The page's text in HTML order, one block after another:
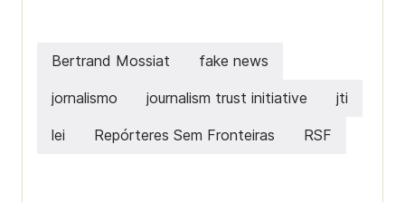
Bertrand Mossiat fake news
jornalismo journalism trust initiative jti
lei Repórteres Sem Fronteiras RSF